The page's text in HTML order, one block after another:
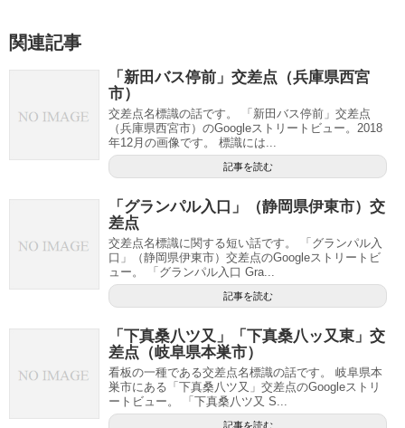
関連記事
「新田バス停前」交差点（兵庫県西宮
市）
交差点名標識の話です。 「新田バス停前」交差点
（兵庫県西宮市）のGoogleストリートビュー。2018
年12月の画像です。 標識には...
記事を読む
「グランパル入口」（静岡県伊東市）交
差点
交差点名標識に関する短い話です。 「グランパル入
口」（静岡県伊東市）交差点のGoogleストリートビ
ュー。 「グランパル入口 Gra...
記事を読む
「下真桑八ツ又」「下真桑八ッ又東」交
差点（岐阜県本巣市）
看板の一種である交差点名標識の話です。 岐阜県本
巣市にある「下真桑八ツ又」交差点のGoogleストリ
ートビュー。 「下真桑八ツ又 S...
記事を読む